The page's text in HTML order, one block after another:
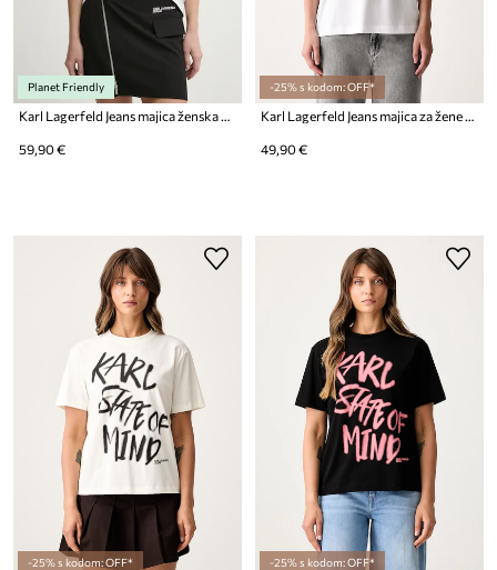
Planet Friendly
Karl Lagerfeld Jeans majica ženska pamučna
59,90 €
-25% s kodom: OFF*
Karl Lagerfeld Jeans majica za žene s modalom
49,90 €
-25% s kodom: OFF* -25% s kodom: OFF*